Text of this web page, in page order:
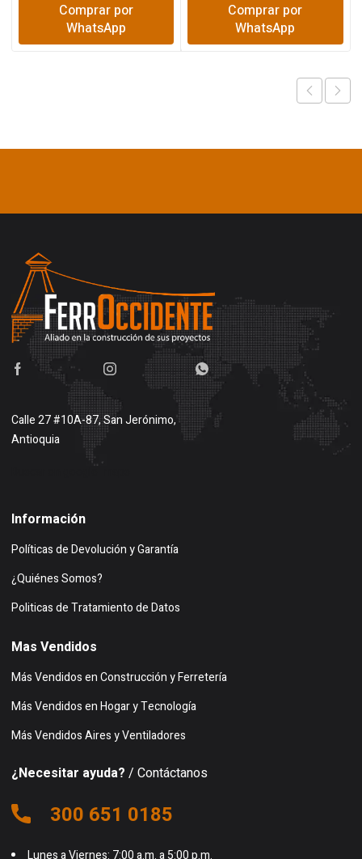
Comprar por
WhatsApp
Comprar por
WhatsApp
Calle 27 #10A-87, San Jerónimo,
Antioquia
Información
Políticas de Devolución y Garantía
¿Quiénes Somos?
Politicas de Tratamiento de Datos
Mas Vendidos
Más Vendidos en Construcción y Ferretería
Más Vendidos en Hogar y Tecnología
Más Vendidos Aires y Ventiladores
¿Necesitar ayuda? / Contáctanos
300 651 0185
Lunes a Viernes: 7:00 a.m. a 5:00 p.m.